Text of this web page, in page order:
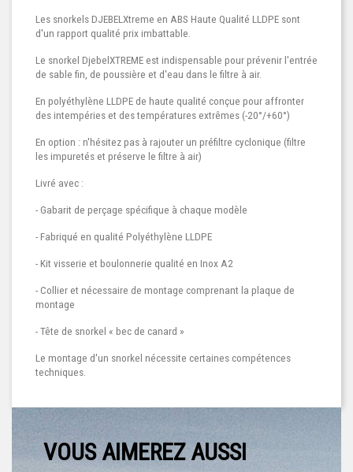
Les snorkels DJEBELXtreme en ABS Haute Qualité LLDPE sont
d'un rapport qualité prix imbattable.
Le snorkel DjebelXTREME est indispensable pour prévenir l'entrée
de sable fin, de poussière et d'eau dans le filtre à air.
En polyéthylène LLDPE de haute qualité conçue pour affronter
des intempéries et des températures extrêmes (-20°/+60°)
En option : n'hésitez pas à rajouter un préfiltre cyclonique (filtre
les impuretés et préserve le filtre à air)
Livré avec :
- Gabarit de perçage spécifique à chaque modèle
- Fabriqué en qualité Polyéthylène LLDPE
- Kit visserie et boulonnerie qualité en Inox A2
- Collier et nécessaire de montage comprenant la plaque de
montage
- Tête de snorkel « bec de canard »
Le montage d'un snorkel nécessite certaines compétences
techniques.
VOUS AIMEREZ AUSSI